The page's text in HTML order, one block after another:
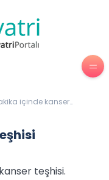
içinde kanser
teşhisi.